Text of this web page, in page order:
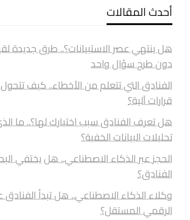
أحدث المقالات
هل ينتهي عصر الاستبيانات؟.. طرق جديدة
دون طرح سؤال واحد
الفنادق التي تتعلم من الأخطاء.. كيف
قرارات آلية؟
هل تعرف الفنادق سبب اختيارك لها؟.. ما
تحليلات البيانات الخفية؟
الحجز عبر الذكاء الاصطناعي.. هل يختفي
الفنادق؟
وكلاء الذكاء الاصطناعي.. هل تبدأ
الرقمي المستقل؟